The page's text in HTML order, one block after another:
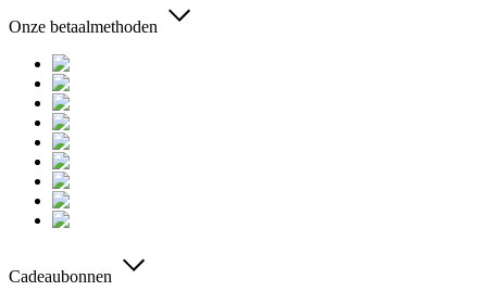
Onze betaalmethoden
Cadeaubonnen